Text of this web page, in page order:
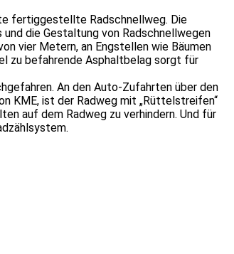
fertiggestellte Radschnellweg. Die
die Gestaltung von Radschnellwegen
vier Metern, an Engstellen wie Bäumen
zu befahrende Asphaltbelag sorgt für
An den Auto-Zufahrten über den
KME, ist der Radweg mit „Rüttelstreifen“
auf dem Radweg zu verhindern. Und für